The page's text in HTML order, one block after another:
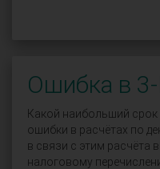
Ошибка в
Какой наибольший
ошибки в расчётах по
в связи с этим расчёта
налоговому